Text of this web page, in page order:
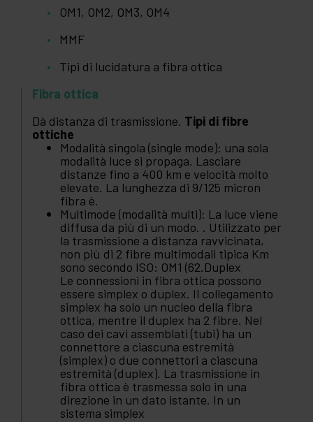
OM1, OM2, OM3, OM4
MMF
Tipi di lucidatura a fibra ottica
Fibra ottica
Dà distanza di trasmissione. Tipi di fibre
ottiche
Modalità singola (single mode): una sola
modalità luce si propaga. Lasciare
distanze fino a 400 km e velocità molto
elevate. La lunghezza di 9/125 micron
fibra è.
Multimode (modalità multi): La luce viene
diffusa da più di un modo. . Utilizzato per
la trasmissione a distanza ravvicinata,
non più di 2 fibre multimodali tipica Km
sono secondo ISO: OM1 (62.Duplex
Le connessioni in fibra ottica possono
essere simplex o duplex. Il collegamento
simplex ha solo un nucleo della fibra
ottica, mentre il duplex ha 2 fibre. Nel
caso dei cavi assemblati (tubi) ha un
connettore a ciascuna estremità
(simplex) o due connettori a ciascuna
estremità (duplex). La trasmissione in
fibra ottica è trasmessa solo in una
direzione in un dato istante. In un
sistema simplex